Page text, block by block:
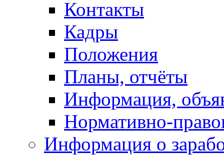
Контакты
Кадры
Положения
Планы, отчёты
Информация,
Нормативно-
Информация о